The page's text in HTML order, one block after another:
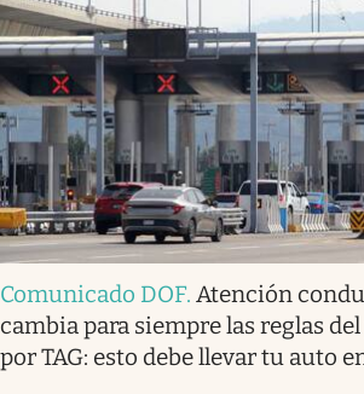
Comunicado DOF. Atención
cambia para siempre las reglas
por TAG: esto debe llevar tu auto